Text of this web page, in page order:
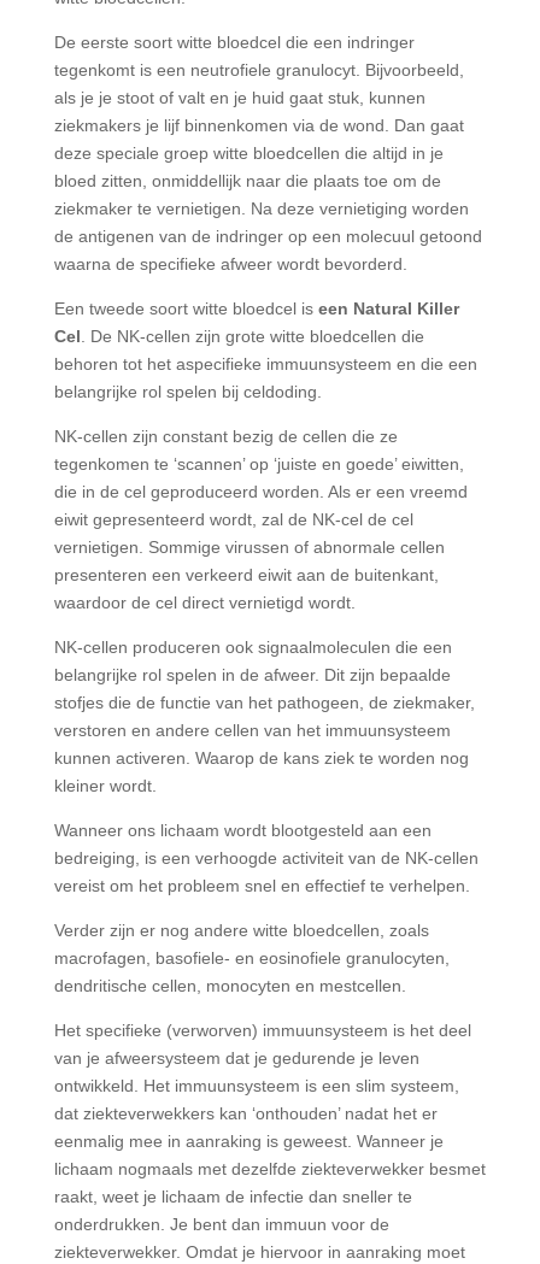
De eerste soort witte bloedcel die een indringer
tegenkomt is een neutrofiele granulocyt. Bijvoorbeeld,
als je je stoot of valt en je huid gaat stuk, kunnen
ziekmakers je lijf binnenkomen via de wond. Dan gaat
deze speciale groep witte bloedcellen die altijd in je
bloed zitten, onmiddellijk naar die plaats toe om de
ziekmaker te vernietigen. Na deze vernietiging worden
de antigenen van de indringer op een molecuul getoond
waarna de specifieke afweer wordt bevorderd.
Een tweede soort witte bloedcel is een Natural Killer
Cel . De NK-cellen zijn grote witte bloedcellen die
behoren tot het aspecifieke immuunsysteem en die een
belangrijke rol spelen bij celdoding.
NK-cellen zijn constant bezig de cellen die ze
tegenkomen te ‘scannen’ op ‘juiste en goede’ eiwitten,
die in de cel geproduceerd worden. Als er een vreemd
eiwit gepresenteerd wordt, zal de NK-cel de cel
vernietigen. Sommige virussen of abnormale cellen
presenteren een verkeerd eiwit aan de buitenkant,
waardoor de cel direct vernietigd wordt.
NK-cellen produceren ook signaalmoleculen die een
belangrijke rol spelen in de afweer. Dit zijn bepaalde
stofjes die de functie van het pathogeen, de ziekmaker,
verstoren en andere cellen van het immuunsysteem
kunnen activeren. Waarop de kans ziek te worden nog
kleiner wordt.
Wanneer ons lichaam wordt blootgesteld aan een
bedreiging, is een verhoogde activiteit van de NK-cellen
vereist om het probleem snel en effectief te verhelpen.
Verder zijn er nog andere witte bloedcellen, zoals
macrofagen, basofiele- en eosinofiele granulocyten,
dendritische cellen, monocyten en mestcellen.
Het specifieke (verworven) immuunsysteem is het deel
van je afweersysteem dat je gedurende je leven
ontwikkeld. Het immuunsysteem is een slim systeem,
dat ziekteverwekkers kan ‘onthouden’ nadat het er
eenmalig mee in aanraking is geweest. Wanneer je
lichaam nogmaals met dezelfde ziekteverwekker besmet
raakt, weet je lichaam de infectie dan sneller te
onderdrukken. Je bent dan immuun voor de
ziekteverwekker. Omdat je hiervoor in aanraking moet